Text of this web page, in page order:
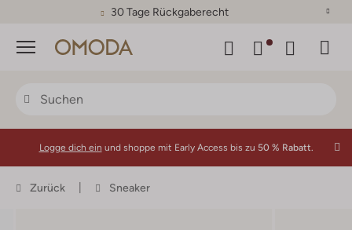
30 Tage Rückgaberecht
Menü
Logge dich ein und shoppe mit Early Access bis zu 50 % Rabatt.
Zurück Sneaker